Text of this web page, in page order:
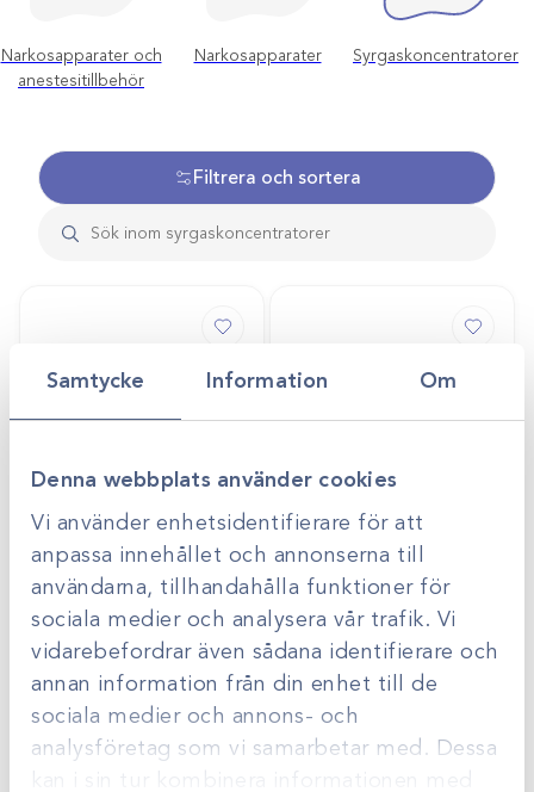
Samtycke Information Om
Denna webbplats använder cookies
Vi använder enhetsidentifierare för att
anpassa innehållet och annonserna till
användarna, tillhandahålla funktioner för
sociala medier och analysera vår trafik. Vi
vidarebefordrar även sådana identifierare och
annan information från din enhet till de
sociala medier och annons- och
analysföretag som vi samarbetar med. Dessa
kan i sin tur kombinera informationen med
Narkosapparater och
anestesitillbehör
Narkosapparater Syrgaskoncentratorer
Filtrera och sortera
Art.nr201721-A
Fuktflaska
Oxygenbefuktare
Logga in för att se
pris
Art.nr417898
Syrgasgenerator 10L
Logga in för att se
pris